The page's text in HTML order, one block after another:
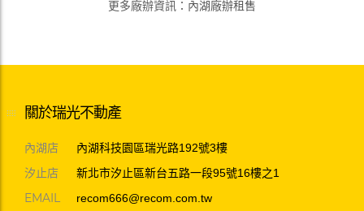
更多廠辦資訊 ： 內湖廠辦租售
關於瑞光不動產
內湖店 內湖科技園區瑞光路192號3樓
汐止店 新北市汐止區新台五路一段95號16樓之1
EMAIL recom666@recom.com.tw